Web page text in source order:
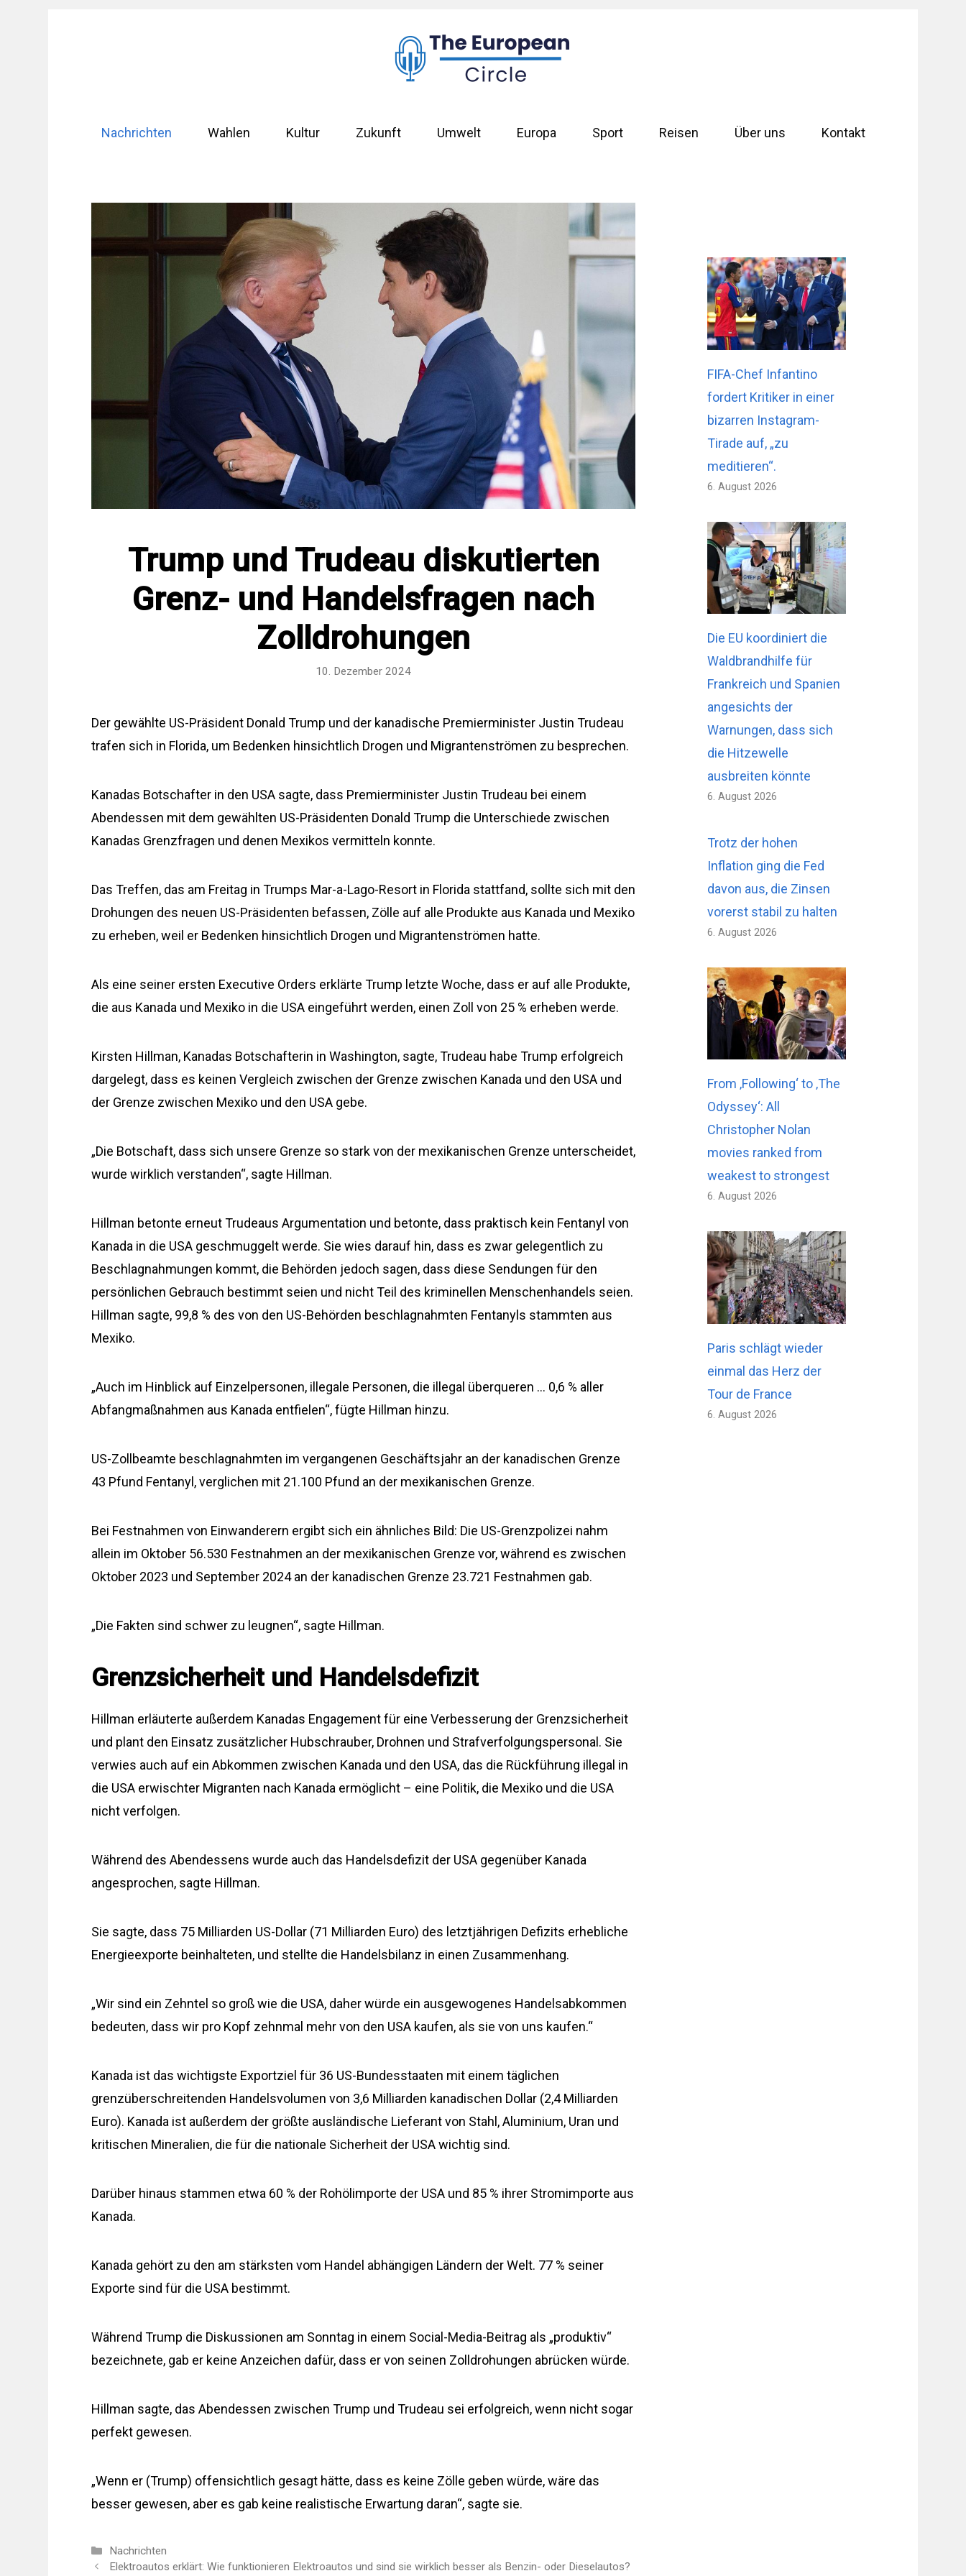
Nachrichten Wahlen Kultur Zukunft Umwelt Europa Sport Reisen Über uns Kontakt
Trump und Trudeau diskutierten
Grenz- und Handelsfragen nach
Zolldrohungen
10. Dezember 2024
Der gewählte US-Präsident Donald Trump und der kanadische Premierminister Justin Trudeau
trafen sich in Florida, um Bedenken hinsichtlich Drogen und Migrantenströmen zu besprechen.
Kanadas Botschafter in den USA sagte, dass Premierminister Justin Trudeau bei einem
Abendessen mit dem gewählten US-Präsidenten Donald Trump die Unterschiede zwischen
Kanadas Grenzfragen und denen Mexikos vermitteln konnte.
Das Treffen, das am Freitag in Trumps Mar-a-Lago-Resort in Florida stattfand, sollte sich mit den
Drohungen des neuen US-Präsidenten befassen, Zölle auf alle Produkte aus Kanada und Mexiko
zu erheben, weil er Bedenken hinsichtlich Drogen und Migrantenströmen hatte.
Als eine seiner ersten Executive Orders erklärte Trump letzte Woche, dass er auf alle Produkte,
die aus Kanada und Mexiko in die USA eingeführt werden, einen Zoll von 25 % erheben werde.
Kirsten Hillman, Kanadas Botschafterin in Washington, sagte, Trudeau habe Trump erfolgreich
dargelegt, dass es keinen Vergleich zwischen der Grenze zwischen Kanada und den USA und
der Grenze zwischen Mexiko und den USA gebe.
„Die Botschaft, dass sich unsere Grenze so stark von der mexikanischen Grenze unterscheidet,
wurde wirklich verstanden“, sagte Hillman.
Hillman betonte erneut Trudeaus Argumentation und betonte, dass praktisch kein Fentanyl von
Kanada in die USA geschmuggelt werde. Sie wies darauf hin, dass es zwar gelegentlich zu
Beschlagnahmungen kommt, die Behörden jedoch sagen, dass diese Sendungen für den
persönlichen Gebrauch bestimmt seien und nicht Teil des kriminellen Menschenhandels seien.
Hillman sagte, 99,8 % des von den US-Behörden beschlagnahmten Fentanyls stammten aus
Mexiko.
„Auch im Hinblick auf Einzelpersonen, illegale Personen, die illegal überqueren … 0,6 % aller
Abfangmaßnahmen aus Kanada entfielen“, fügte Hillman hinzu.
US-Zollbeamte beschlagnahmten im vergangenen Geschäftsjahr an der kanadischen Grenze
43 Pfund Fentanyl, verglichen mit 21.100 Pfund an der mexikanischen Grenze.
Bei Festnahmen von Einwanderern ergibt sich ein ähnliches Bild: Die US-Grenzpolizei nahm
allein im Oktober 56.530 Festnahmen an der mexikanischen Grenze vor, während es zwischen
Oktober 2023 und September 2024 an der kanadischen Grenze 23.721 Festnahmen gab.
„Die Fakten sind schwer zu leugnen“, sagte Hillman.
Grenzsicherheit und Handelsdefizit
Hillman erläuterte außerdem Kanadas Engagement für eine Verbesserung der Grenzsicherheit
und plant den Einsatz zusätzlicher Hubschrauber, Drohnen und Strafverfolgungspersonal. Sie
verwies auch auf ein Abkommen zwischen Kanada und den USA, das die Rückführung illegal in
die USA erwischter Migranten nach Kanada ermöglicht – eine Politik, die Mexiko und die USA
nicht verfolgen.
Während des Abendessens wurde auch das Handelsdefizit der USA gegenüber Kanada
angesprochen, sagte Hillman.
Sie sagte, dass 75 Milliarden US-Dollar (71 Milliarden Euro) des letztjährigen Defizits erhebliche
Energieexporte beinhalteten, und stellte die Handelsbilanz in einen Zusammenhang.
„Wir sind ein Zehntel so groß wie die USA, daher würde ein ausgewogenes Handelsabkommen
bedeuten, dass wir pro Kopf zehnmal mehr von den USA kaufen, als sie von uns kaufen.“
Kanada ist das wichtigste Exportziel für 36 US-Bundesstaaten mit einem täglichen
grenzüberschreitenden Handelsvolumen von 3,6 Milliarden kanadischen Dollar (2,4 Milliarden
Euro). Kanada ist außerdem der größte ausländische Lieferant von Stahl, Aluminium, Uran und
kritischen Mineralien, die für die nationale Sicherheit der USA wichtig sind.
Darüber hinaus stammen etwa 60 % der Rohölimporte der USA und 85 % ihrer Stromimporte aus
Kanada.
Kanada gehört zu den am stärksten vom Handel abhängigen Ländern der Welt. 77 % seiner
Exporte sind für die USA bestimmt.
Während Trump die Diskussionen am Sonntag in einem Social-Media-Beitrag als „produktiv“
bezeichnete, gab er keine Anzeichen dafür, dass er von seinen Zolldrohungen abrücken würde.
Hillman sagte, das Abendessen zwischen Trump und Trudeau sei erfolgreich, wenn nicht sogar
perfekt gewesen.
„Wenn er (Trump) offensichtlich gesagt hätte, dass es keine Zölle geben würde, wäre das
besser gewesen, aber es gab keine realistische Erwartung daran“, sagte sie.
Kategorien
Nachrichten
Elektroautos erklärt: Wie funktionieren Elektroautos und sind sie wirklich besser als Benzin- oder Dieselautos?
FIFA-Chef Infantino
fordert Kritiker in einer
bizarren Instagram-
Tirade auf, „zu
meditieren“.
6. August 2026
Die EU koordiniert die
Waldbrandhilfe für
Frankreich und Spanien
angesichts der
Warnungen, dass sich
die Hitzewelle
ausbreiten könnte
6. August 2026
Trotz der hohen
Inflation ging die Fed
davon aus, die Zinsen
vorerst stabil zu halten
6. August 2026
From ‚Following‘ to ‚The
Odyssey‘: All
Christopher Nolan
movies ranked from
weakest to strongest
6. August 2026
Paris schlägt wieder
einmal das Herz der
Tour de France
6. August 2026